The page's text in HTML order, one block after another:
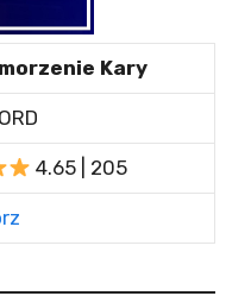
Kary
4.65 | 205